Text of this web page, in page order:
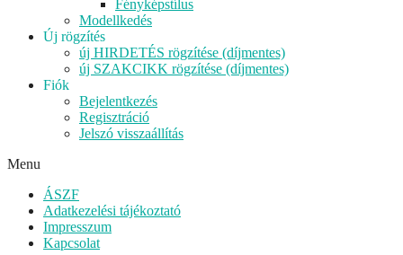
Fényképstílus
Modellkedés
Új rögzítés
új HIRDETÉS rögzítése (díjmentes)
új SZAKCIKK rögzítése (díjmentes)
Fiók
Bejelentkezés
Regisztráció
Jelszó visszaállítás
Menu
ÁSZF
Adatkezelési tájékoztató
Impresszum
Kapcsolat